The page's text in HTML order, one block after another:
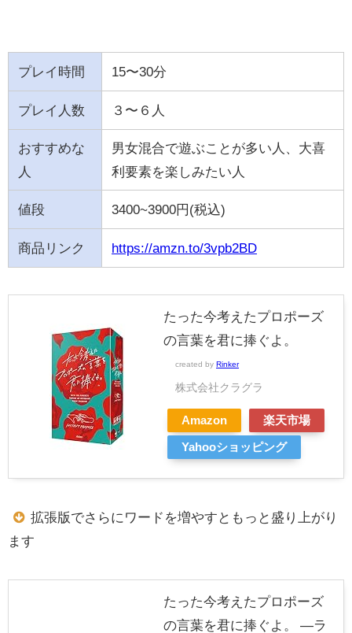
プレイ時間 15〜30分
プレイ人数 ３〜６人
おすすめな
人
男女混合で遊ぶことが多い人、大喜
利要素を楽しみたい人
値段 3400~3900円(税込)
商品リンク https://amzn.to/3vpb2BD
たった今考えたプロポーズ
の言葉を君に捧ぐよ。
created by Rinker
株式会社クラグラ
Amazon 楽天市場
Yahooショッピング
拡張版でさらにワードを増やすともっと盛り上がり
ます
たった今考えたプロポーズ
の言葉を君に捧ぐよ。 —ラ